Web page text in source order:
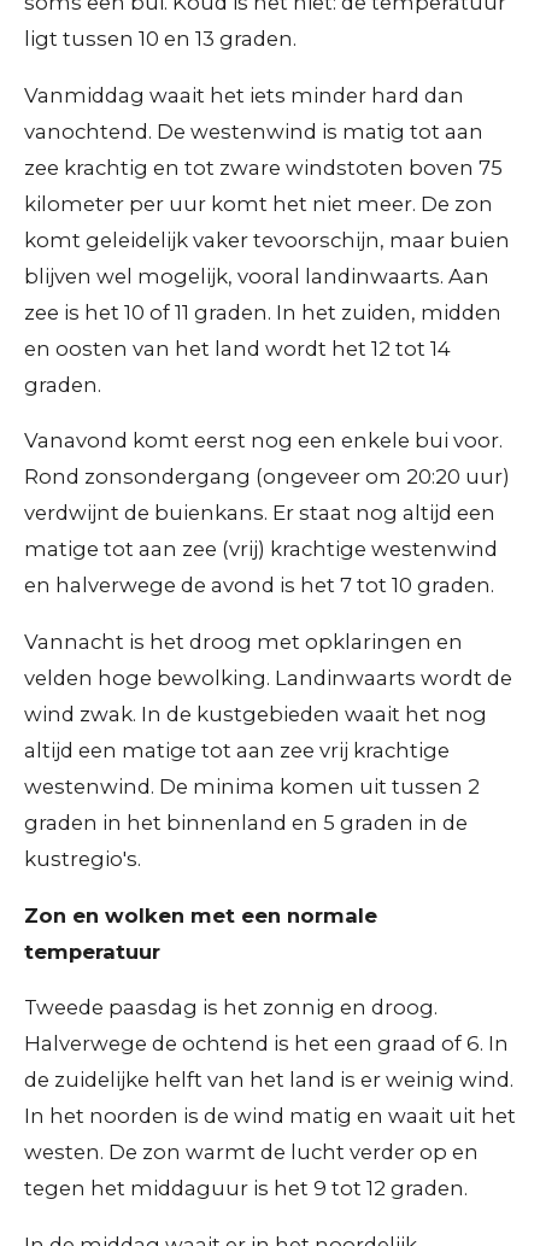
ligt tussen 10 en 13 graden.
Vanmiddag waait het iets minder hard dan
vanochtend. De westenwind is matig tot aan
zee krachtig en tot zware windstoten boven 75
kilometer per uur komt het niet meer. De zon
komt geleidelijk vaker tevoorschijn, maar buien
blijven wel mogelijk, vooral landinwaarts. Aan
zee is het 10 of 11 graden. In het zuiden, midden
en oosten van het land wordt het 12 tot 14
graden.
Vanavond komt eerst nog een enkele bui voor.
Rond zonsondergang (ongeveer om 20:20 uur)
verdwijnt de buienkans. Er staat nog altijd een
matige tot aan zee (vrij) krachtige westenwind
en halverwege de avond is het 7 tot 10 graden.
Vannacht is het droog met opklaringen en
velden hoge bewolking. Landinwaarts wordt de
wind zwak. In de kustgebieden waait het nog
altijd een matige tot aan zee vrij krachtige
westenwind. De minima komen uit tussen 2
graden in het binnenland en 5 graden in de
kustregio's.
Zon en wolken met een normale
temperatuur
Tweede paasdag is het zonnig en droog.
Halverwege de ochtend is het een graad of 6. In
de zuidelijke helft van het land is er weinig wind.
In het noorden is de wind matig en waait uit het
westen. De zon warmt de lucht verder op en
tegen het middaguur is het 9 tot 12 graden.